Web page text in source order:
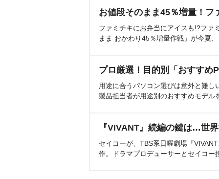
お値段そのまま45％増量！フ
ファミチキにお弁当にアイスも!?ファ
まま おかわり45％増量作戦」が今夏
プロ厳選！目的別「おすすめ
用途に合うパソコン選びは意外と難
製品担当者が用途別のおすすめモデル
『VIVANT』続編の鍵は…世
セイコーが、TBS系日曜劇場『
作。ドラマプロデューサーとセイコー